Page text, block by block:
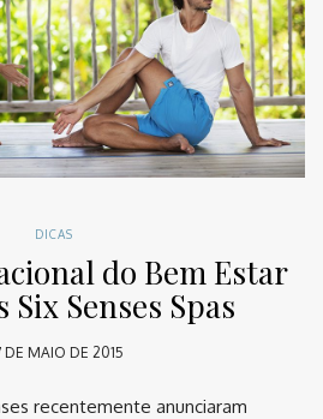
DICAS
do Bem Estar
Six Senses Spas
DE MAIO DE 2015
recentemente anunciaram